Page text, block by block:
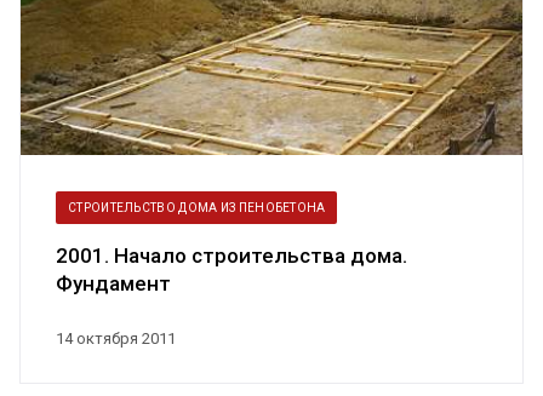
14 октября 2011
СТРОИТЕЛЬСТВО ДОМА ИЗ ПЕНОБЕТОНА
2001. Начало строительства дома.
Фундамент